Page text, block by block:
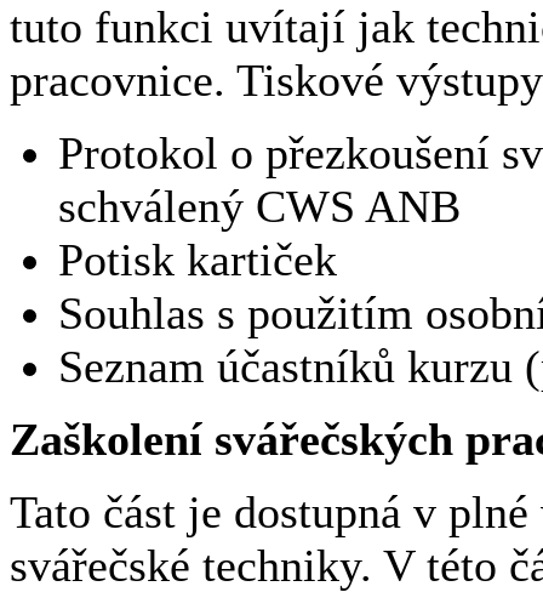
tuto funkci uvítají jak
pracovnice. Tiskové
Protokol o přezkoušení
schválený CWS ANB
Potisk kartiček
Souhlas s použitím
Seznam účastníků
Zaškolení svářečských
Tato část je dostupná v
svářečské techniky. V této